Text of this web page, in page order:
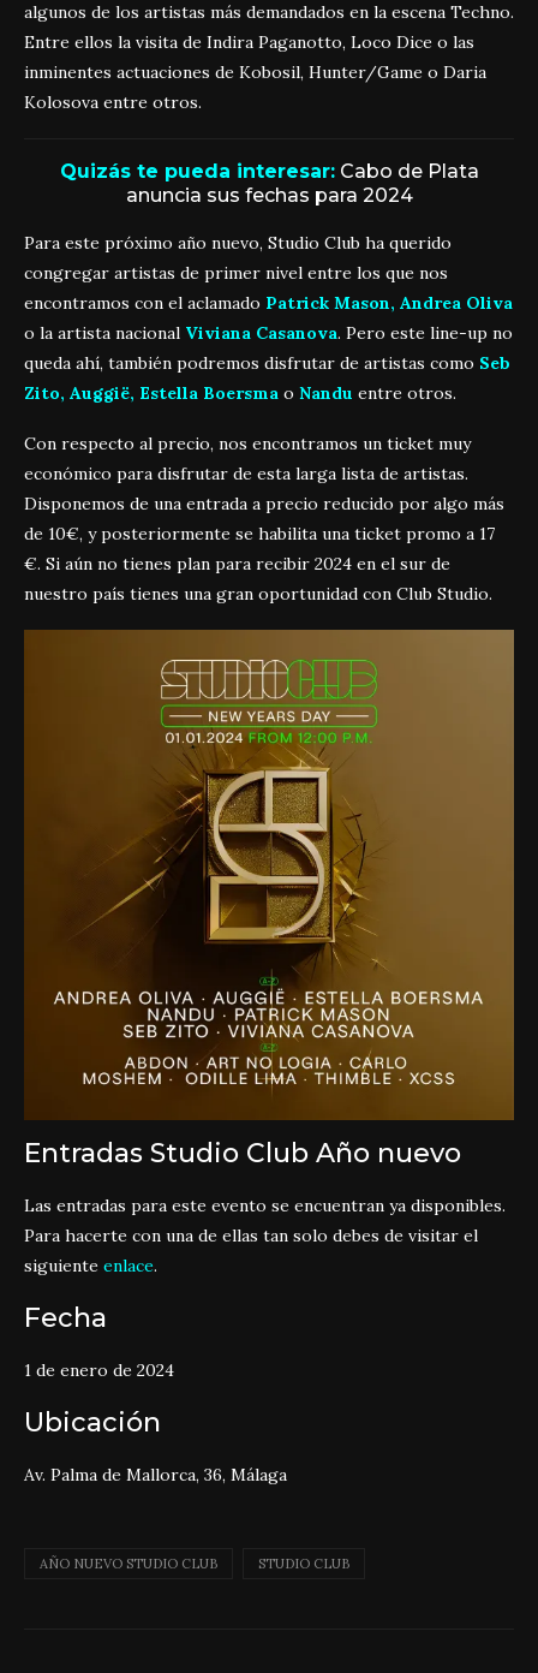
algunos de los artistas más demandados en la escena Techno.
Entre ellos la visita de Indira Paganotto, Loco Dice o las
inminentes actuaciones de Kobosil, Hunter/Game o Daria
Kolosova entre otros.
Quizás te pueda interesar: Cabo de Plata
anuncia sus fechas para 2024
Para este próximo año nuevo, Studio Club ha querido
congregar artistas de primer nivel entre los que nos
encontramos con el aclamado Patrick Mason, Andrea Oliva
o la artista nacional Viviana Casanova. Pero este line-up no
queda ahí, también podremos disfrutar de artistas como Seb
Zito, Auggië, Estella Boersma o Nandu entre otros.
Con respecto al precio, nos encontramos un ticket muy
económico para disfrutar de esta larga lista de artistas.
Disponemos de una entrada a precio reducido por algo más
de 10€, y posteriormente se habilita una ticket promo a 17
€. Si aún no tienes plan para recibir 2024 en el sur de
nuestro país tienes una gran oportunidad con Club Studio.
Entradas Studio Club Año nuevo
Las entradas para este evento se encuentran ya disponibles.
Para hacerte con una de ellas tan solo debes de visitar el
siguiente enlace.
Fecha
1 de enero de 2024
Ubicación
Av. Palma de Mallorca, 36, Málaga
AÑO NUEVO STUDIO CLUB STUDIO CLUB